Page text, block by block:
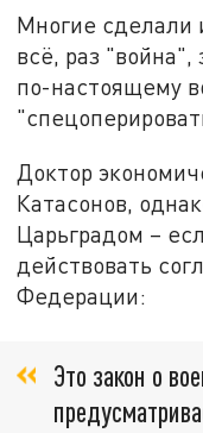
Многие сделали
всё, раз "война",
по-настоящему
Доктор
Катасонов,
Царьградом –
действовать
Федерации:
Это закон о